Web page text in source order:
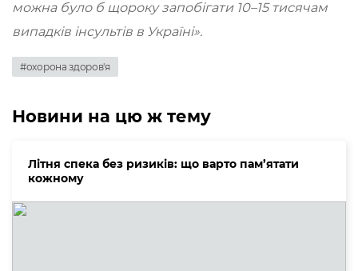
можна було б щороку запобігати 10–15 тисячам
випадків інсультів в Україні».
#охорона здоров'я
Новини на цю ж тему
Літня спека без ризиків: що варто пам’ятати
кожному